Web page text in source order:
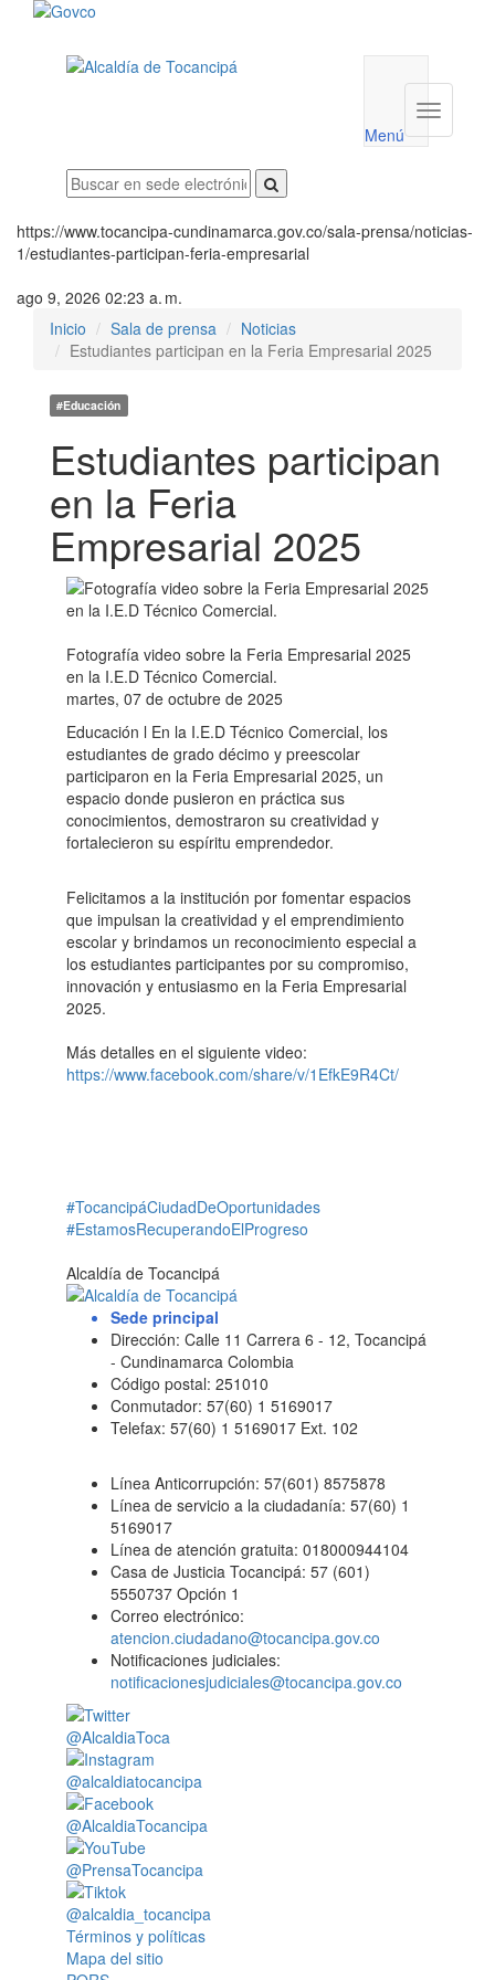
utilidades
Menú
Menú
https://www.tocancipa-cundinamarca.gov.co/sala-prensa/noticias-
1/estudiantes-participan-feria-empresarial
ago 9, 2026 02:23 a. m.
Inicio
Sala de prensa
Noticias
Estudiantes participan en la Feria Empresarial 2025
#Educación
Estudiantes participan
en la Feria
Empresarial 2025
Fotografía video sobre la Feria Empresarial 2025
en la I.E.D Técnico Comercial.
martes, 07 de octubre de 2025
Educación l En la I.E.D Técnico Comercial, los
estudiantes de grado décimo y preescolar
participaron en la Feria Empresarial 2025, un
espacio donde pusieron en práctica sus
conocimientos, demostraron su creatividad y
fortalecieron su espíritu emprendedor.
Felicitamos a la institución por fomentar espacios
que impulsan la creatividad y el emprendimiento
escolar y brindamos un reconocimiento especial a
los estudiantes participantes por su compromiso,
innovación y entusiasmo en la Feria Empresarial
2025.
Más detalles en el siguiente video:
https://www.facebook.com/share/v/1EfkE9R4Ct/
#TocancipáCiudadDeOportunidades
#EstamosRecuperandoElProgreso
Alcaldía de Tocancipá
Sede principal
Dirección: Calle 11 Carrera 6 - 12, Tocancipá
- Cundinamarca Colombia
Código postal: 251010
Conmutador: 57(60) 1 5169017
Telefax: 57(60) 1 5169017 Ext. 102
Línea Anticorrupción: 57(601) 8575878
Línea de servicio a la ciudadanía: 57(60) 1
5169017
Línea de atención gratuita: 018000944104
Casa de Justicia Tocancipá: 57 (601)
5550737 Opción 1
Correo electrónico:
atencion.ciudadano@tocancipa.gov.co
Notificaciones judiciales:
notificacionesjudiciales@tocancipa.gov.co
@AlcaldiaToca
@alcaldiatocancipa
@AlcaldiaTocancipa
@PrensaTocancipa
@alcaldia_tocancipa
Términos y políticas
Mapa del sitio